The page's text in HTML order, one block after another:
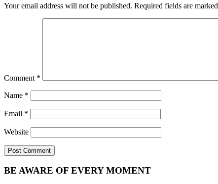
Your email address will not be published. Required fields are marked
Comment *
Name *
Email *
Website
BE AWARE OF EVERY MOMENT